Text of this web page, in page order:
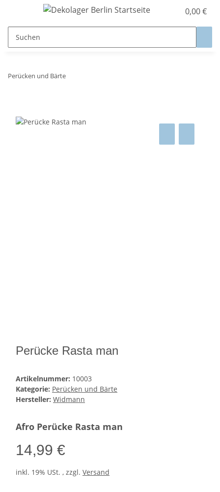
0,00 €
Perücken und Bärte
Perücke Rasta man
Artikelnummer: 10003
Kategorie: Perücken und Bärte
Hersteller: Widmann
Afro Perücke Rasta man
14,99 €
inkl. 19% USt. , zzgl. Versand